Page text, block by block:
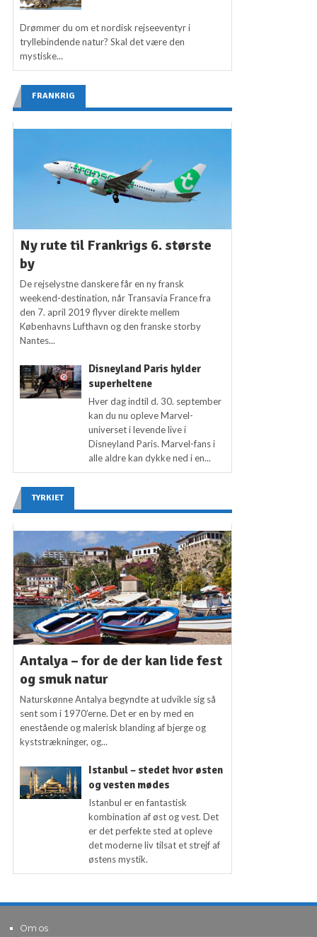
Drømmer du om et nordisk rejseeventyr i
tryllebindende natur? Skal det være den
mystiske...
FRANKRIG
Ny rute til Frankrigs 6. største
by
De rejselystne danskere får en ny fransk
weekend-destination, når Transavia France fra
den 7. april 2019 flyver direkte mellem
Københavns Lufthavn og den franske storby
Nantes...
Disneyland Paris hylder
superheltene
Hver dag indtil d. 30. september
kan du nu opleve Marvel-
universet i levende live i
Disneyland Paris. Marvel-fans i
alle aldre kan dykke ned i en...
TYRKIET
Antalya – for de der kan lide fest
og smuk natur
Naturskønne Antalya begyndte at udvikle sig så
sent som i 1970’erne. Det er en by med en
enestående og malerisk blanding af bjerge og
kyststrækninger, og...
Istanbul – stedet hvor østen
og vesten mødes
Istanbul er en fantastisk
kombination af øst og vest. Det
er det perfekte sted at opleve
det moderne liv tilsat et strejf af
østens mystik.
Om os